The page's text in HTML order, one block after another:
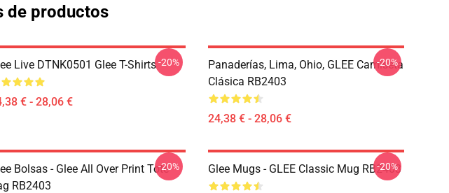
de productos
Live DTNK0501 Glee T-Shirts
€ - 28,06 €
-20%
Panaderías, Lima, Ohio, GLEE Camiseta
Clásica RB2403
24,38 € - 28,06 €
-20%
Bolsas - Glee All Over Print Tote
RB2403
-20% Glee Mugs - GLEE Classic Mug RB2403
-20%